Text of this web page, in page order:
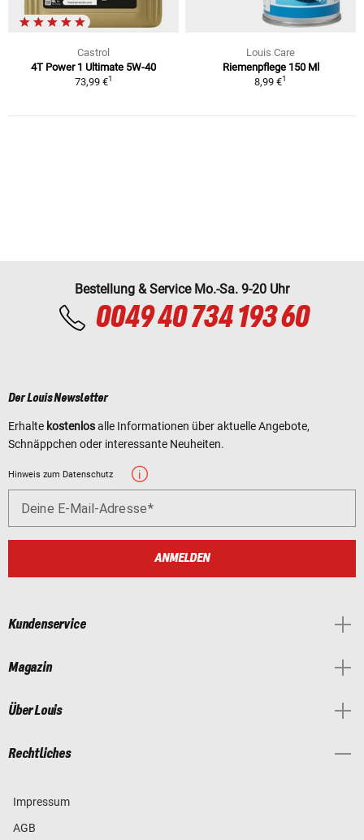
Castrol
4T Power 1 Ultimate 5W-40
73,99 €1
Louis Care
Riemenpflege 150 Ml
8,99 €1
Bestellung & Service Mo.-Sa. 9-20 Uhr
0049 40 734 193 60
Der Louis Newsletter
Erhalte kostenlosalle Informationen über aktuelle Angebote,
Schnäppchen oder interessante Neuheiten.
Hinweis zum Datenschutz
Deine E-Mail-Adresse
ANMELDEN
Kundenservice
Magazin
Über Louis
Rechtliches
Impressum
AGB